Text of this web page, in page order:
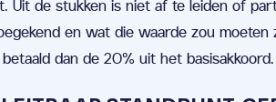
Uit de stukken is niet af te leiden of
en wat die waarde zou
dan de 20% uit het basisakkoord.